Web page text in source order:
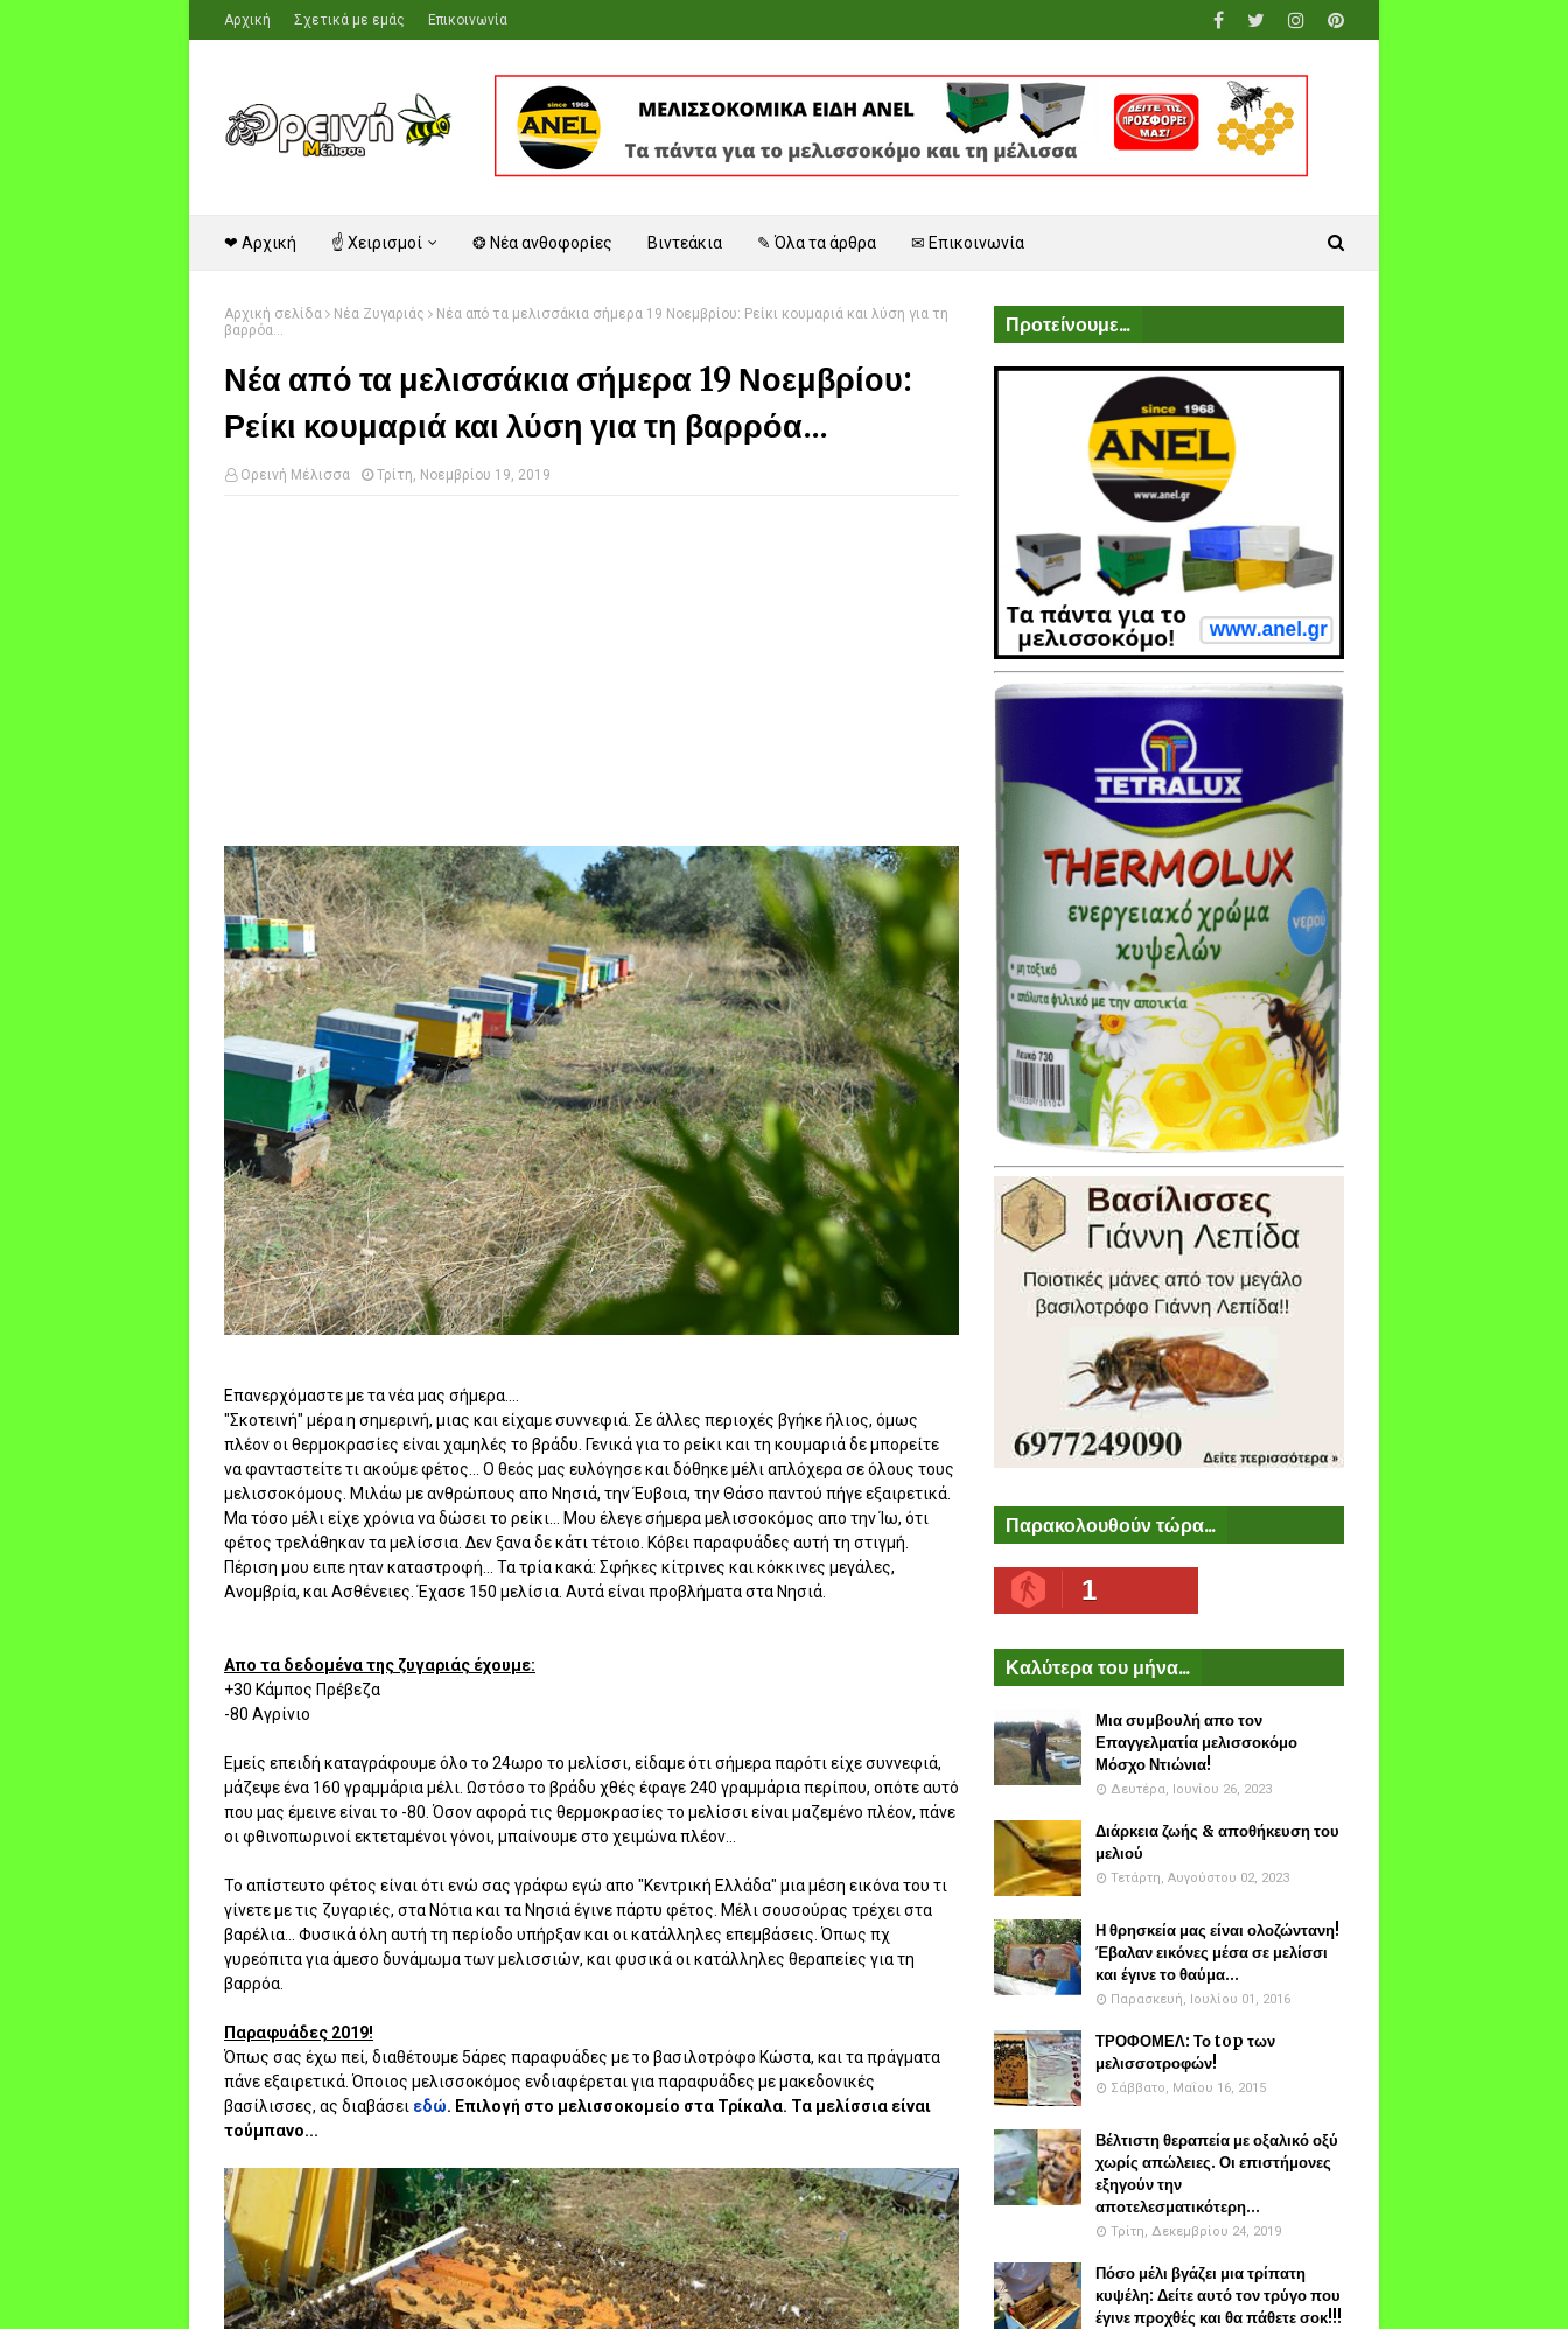
Αρχική Σχετικά με εμάς Επικοινωνία
❤ Αρχική ☝ Χειρισμοί ❂ Νέα ανθοφορίες Βιντεάκια ✎ Όλα τα άρθρα ✉ Επικοινωνία
Αρχική σελίδα Νέα Ζυγαριάς
Νέα από τα μελισσάκια σήμερα 19 Νοεμβρίου: Ρείκι κουμαριά και λύση για τη
βαρρόα...
Νέα από τα μελισσάκια σήμερα 19 Νοεμβρίου:
Ρείκι κουμαριά και λύση για τη βαρρόα...
Ορεινή Μέλισσα Τρίτη, Νοεμβρίου 19, 2019
Επανερχόμαστε με τα νέα μας σήμερα....
"Σκοτεινή" μέρα η σημερινή, μιας και είχαμε συννεφιά. Σε άλλες περιοχές βγήκε ήλιος, όμως
πλέον οι θερμοκρασίες είναι χαμηλές το βράδυ. Γενικά για το ρείκι και τη κουμαριά δε μπορείτε
να φανταστείτε τι ακούμε φέτος... Ο θεός μας ευλόγησε και δόθηκε μέλι απλόχερα σε όλους τους
μελισσοκόμους. Μιλάω με ανθρώπους απο Νησιά, την Έυβοια, την Θάσο παντού πήγε εξαιρετικά.
Μα τόσο μέλι είχε χρόνια να δώσει το ρείκι... Μου έλεγε σήμερα μελισσοκόμος απο την Ίω, ότι
φέτος τρελάθηκαν τα μελίσσια. Δεν ξανα δε κάτι τέτοιο. Κόβει παραφυάδες αυτή τη στιγμή.
Πέριση μου ειπε ηταν καταστροφή... Τα τρία κακά: Σφήκες κίτρινες και κόκκινες μεγάλες,
Ανομβρία, και Ασθένειες. Έχασε 150 μελίσια. Αυτά είναι προβλήματα στα Νησιά.
Απο τα δεδομένα της ζυγαριάς έχουμε:
+30 Κάμπος Πρέβεζα
-80 Αγρίνιο
Εμείς επειδή καταγράφουμε όλο το 24ωρο το μελίσσι, είδαμε ότι σήμερα παρότι είχε συννεφιά,
μάζεψε ένα 160 γραμμάρια μέλι. Ωστόσο το βράδυ χθές έφαγε 240 γραμμάρια περίπου, οπότε αυτό
που μας έμεινε είναι το -80. Όσον αφορά τις θερμοκρασίες το μελίσσι είναι μαζεμένο πλέον, πάνε
οι φθινοπωρινοί εκτεταμένοι γόνοι, μπαίνουμε στο χειμώνα πλέον...
Το απίστευτο φέτος είναι ότι ενώ σας γράφω εγώ απο "Κεντρική Ελλάδα" μια μέση εικόνα του τι
γίνετε με τις ζυγαριές, στα Νότια και τα Νησιά έγινε πάρτυ φέτος. Μέλι σουσούρας τρέχει στα
βαρέλια... Φυσικά όλη αυτή τη περίοδο υπήρξαν και οι κατάλληλες επεμβάσεις. Όπως πχ
γυρεόπιτα για άμεσο δυνάμωμα των μελισσιών, και φυσικά οι κατάλληλες θεραπείες για τη
βαρρόα.
Παραφυάδες 2019!
Όπως σας έχω πεί, διαθέτουμε 5άρες παραφυάδες με το βασιλοτρόφο Κώστα, και τα πράγματα
πάνε εξαιρετικά. Όποιος μελισσοκόμος ενδιαφέρεται για παραφυάδες με μακεδονικές
βασίλισσες, ας διαβάσει εδώ. Επιλογή στο μελισσοκομείο στα Τρίκαλα. Τα μελίσσια είναι
τούμπανο...
Προτείνουμε...
Παρακολουθούν τώρα...
1
Καλύτερα του μήνα...
Μια συμβουλή απο τον
Επαγγελματία μελισσοκόμο
Μόσχο Ντιώνια!
Δευτέρα, Ιουνίου 26, 2023
Διάρκεια ζωής & αποθήκευση του
μελιού
Τετάρτη, Αυγούστου 02, 2023
Η θρησκεία μας είναι ολοζώντανη!
Έβαλαν εικόνες μέσα σε μελίσσι
και έγινε το θαύμα...
Παρασκευή, Ιουλίου 01, 2016
ΤΡΟΦΟΜΕΛ: Το top των
μελισσοτροφών!
Σάββατο, Μαΐου 16, 2015
Βέλτιστη θεραπεία με οξαλικό οξύ
χωρίς απώλειες. Οι επιστήμονες
εξηγούν την
αποτελεσματικότερη...
Τρίτη, Δεκεμβρίου 24, 2019
Πόσο μέλι βγάζει μια τρίπατη
κυψέλη: Δείτε αυτό τον τρύγο που
έγινε προχθές και θα πάθετε σοκ!!!